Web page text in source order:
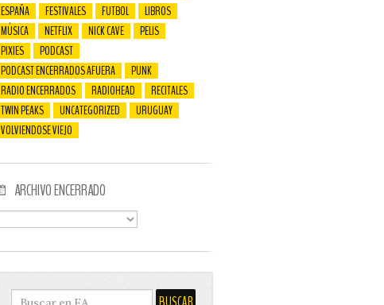
ESPAÑA
FESTIVALES FUTBOL
LIBROS
MÚSICA
NETFLIX NICK CAVE
PELIS
PIXIES
PODCAST
PODCAST ENCERRADOS AFUERA
PUNK
RADIO ENCERRADOS
RADIOHEAD
RECITALES
TWIN PEAKS
UNCATEGORIZED
URUGUAY
VOLVIENDOSE VIEJO
ARCHIVO ENCERRADO